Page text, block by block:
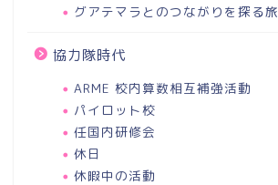
グアテマラとのつながりを探る旅
協力隊時代
ARME 校内算数相互補強活動
パイロット校
任国内研修会
休日
休暇中の活動